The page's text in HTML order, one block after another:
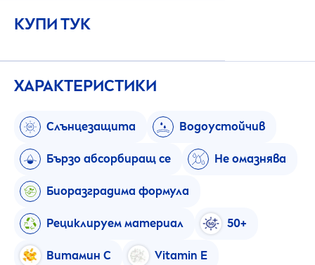
КУПИ ТУК
ХАРАКТЕРИСТИКИ
Слънцезащита Водоустойчив
Бързо абсорбиращ се Не омазнява
Биоразградима формула
Рециклируем материал 50+
Витамин C Vitamin E